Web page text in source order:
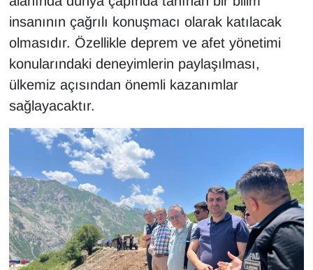
insanının çağrılı konuşmacı olarak katılacak
olmasıdır. Özellikle deprem ve afet yönetimi
konularındaki deneyimlerin paylaşılması,
ülkemiz açısından önemli kazanımlar
sağlayacaktır.